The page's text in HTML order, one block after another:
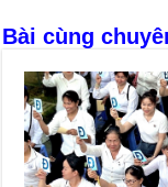
o
k
er
Bài cùng